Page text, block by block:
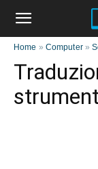
Home » Computer»